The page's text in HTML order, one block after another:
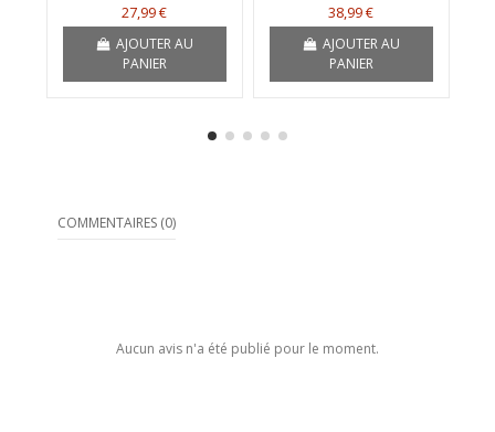
27,99 €
AJOUTER AU
PANIER
38,99 €
AJOUTER AU
PANIER
COMMENTAIRES (0)
Aucun avis n'a été publié pour le moment.